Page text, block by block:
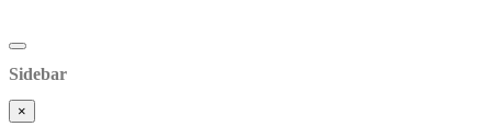
Sidebar
×